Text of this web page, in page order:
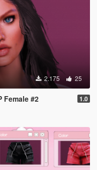
2.175 25
Female #2 1.0